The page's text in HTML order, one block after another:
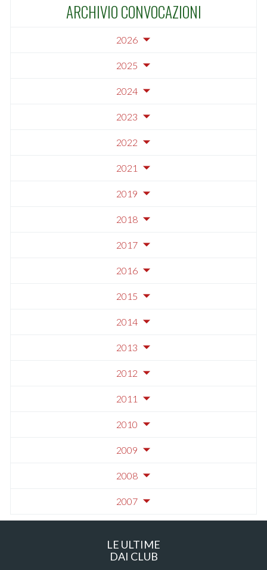
ARCHIVIO CONVOCAZIONI
2026
2025
2024
2023
2022
2021
2019
2018
2017
2016
2015
2014
2013
2012
2011
2010
2009
2008
2007
LE ULTIME
DAI CLUB